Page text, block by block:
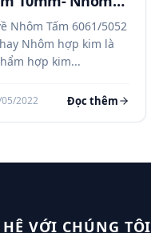
Nhôm Tấm 6061/5052
Nhôm hợp kim là
hợp kim...
2022 Đọc thêm
VỚI CHÚNG TÔI